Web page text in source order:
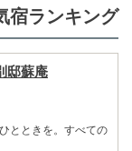
宿ランキング
邸蘇庵
とときを。すべての